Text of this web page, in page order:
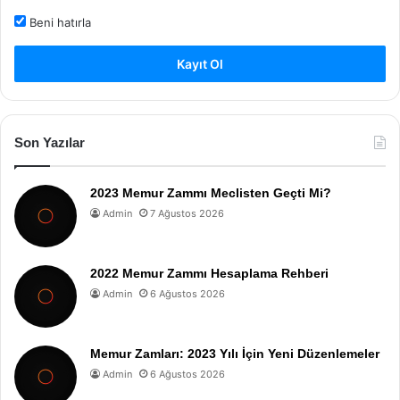
Beni hatırla
Kayıt Ol
Son Yazılar
2023 Memur Zammı Meclisten Geçti Mi?
Admin 7 Ağustos 2026
2022 Memur Zammı Hesaplama Rehberi
Admin 6 Ağustos 2026
Memur Zamları: 2023 Yılı İçin Yeni Düzenlemeler
Admin 6 Ağustos 2026